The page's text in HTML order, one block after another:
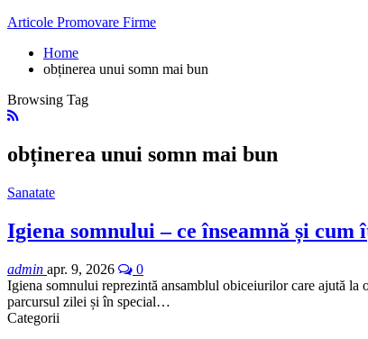
Articole Promovare Firme
Home
obținerea unui somn mai bun
Browsing Tag
obținerea unui somn mai bun
Sanatate
Igiena somnului – ce înseamnă și cum
admin apr. 9, 2026
0
Igiena somnului reprezintă ansamblul obiceiurilor care ajută la
parcursul zilei și în special…
Categorii